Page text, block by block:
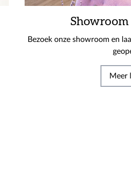
Showroom
Bezoek onze showroom en
Meer